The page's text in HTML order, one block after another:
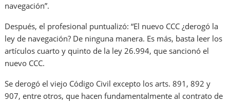
navegación”.
Después, el profesional puntualizó: “El nuevo CCC ¿derogó la
ley de navegación? De ninguna manera. Es más, basta leer los
artículos cuarto y quinto de la ley 26.994, que sancionó el
nuevo CCC.
Se derogó el viejo Código Civil excepto los arts. 891, 892 y
907, entre otros, que hacen fundamentalmente al contrato de